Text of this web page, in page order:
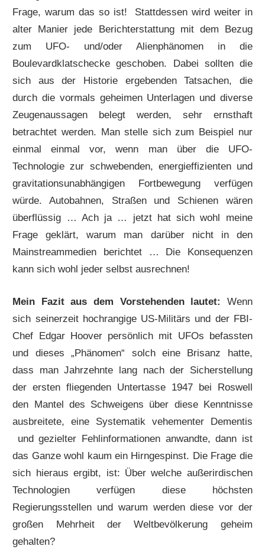
Frage, warum das so ist! Stattdessen wird weiter in
alter Manier jede Berichterstattung mit dem Bezug
zum UFO- und/oder Alienphänomen in die
Boulevardklatschecke geschoben. Dabei sollten die
sich aus der Historie ergebenden Tatsachen, die
durch die vormals geheimen Unterlagen und diverse
Zeugenaussagen belegt werden, sehr ernsthaft
betrachtet werden. Man stelle sich zum Beispiel nur
einmal einmal vor, wenn man über die UFO-
Technologie zur schwebenden, energieffizienten und
gravitationsunabhängigen Fortbewegung verfügen
würde. Autobahnen, Straßen und Schienen wären
überflüssig … Ach ja … jetzt hat sich wohl meine
Frage geklärt, warum man darüber nicht in den
Mainstreammedien berichtet … Die Konsequenzen
kann sich wohl jeder selbst ausrechnen!
Mein Fazit aus dem Vorstehenden lautet: Wenn
sich seinerzeit hochrangige US-Militärs und der FBI-
Chef Edgar Hoover persönlich mit UFOs befassten
und dieses „Phänomen“ solch eine Brisanz hatte,
dass man Jahrzehnte lang nach der Sicherstellung
der ersten fliegenden Untertasse 1947 bei Roswell
den Mantel des Schweigens über diese Kenntnisse
ausbreitete, eine Systematik vehementer Dementis
und gezielter Fehlinformationen anwandte, dann ist
das Ganze wohl kaum ein Hirngespinst. Die Frage die
sich hieraus ergibt, ist: Über welche außerirdischen
Technologien verfügen diese höchsten
Regierungsstellen und warum werden diese vor der
großen Mehrheit der Weltbevölkerung geheim
gehalten?